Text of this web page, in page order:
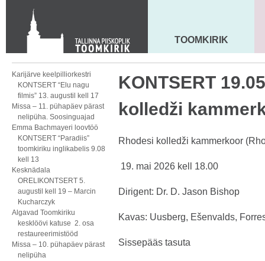
KONTAKT
Toom-Kooli 6, 10130 TALLINN
tallinna.toom@eelk.ee
MAARJA KIRIK
TOOMKIRIK
Karijärve keelpilliorkestri
KONTSERT “Elu nagu
filmis” 13. augustil kell 17
Missa – 11. pühapäev pärast
nelipüha. Soosinguajad
Emma Bachmayeri loovtöö
KONTSERT “Paradiis”
toomkiriku inglikabelis 9.08
kell 13
Kesknädala
ORELIKONTSERT 5.
augustil kell 19 – Marcin
Kucharczyk
Algavad Toomkiriku
kesklöövi katuse 2. osa
restaureerimistööd
Missa – 10. pühapäev pärast
nelipüha
KONTSERT
kolledži
Rhodesi kolledži kammerkoor
mai 2026 kell 18.00
Dirigent: Dr. D. Jason Bishop
Kavas: Uusberg, Ešenvalds,
Sissepääs tasuta